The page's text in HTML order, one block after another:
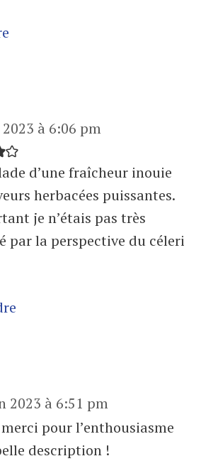
à 6:06 pm
d’une fraîcheur inouie
herbacées puissantes.
je n’étais pas très
par la perspective du céleri
2023 à 6:51 pm
pour l’enthousiasme
description !